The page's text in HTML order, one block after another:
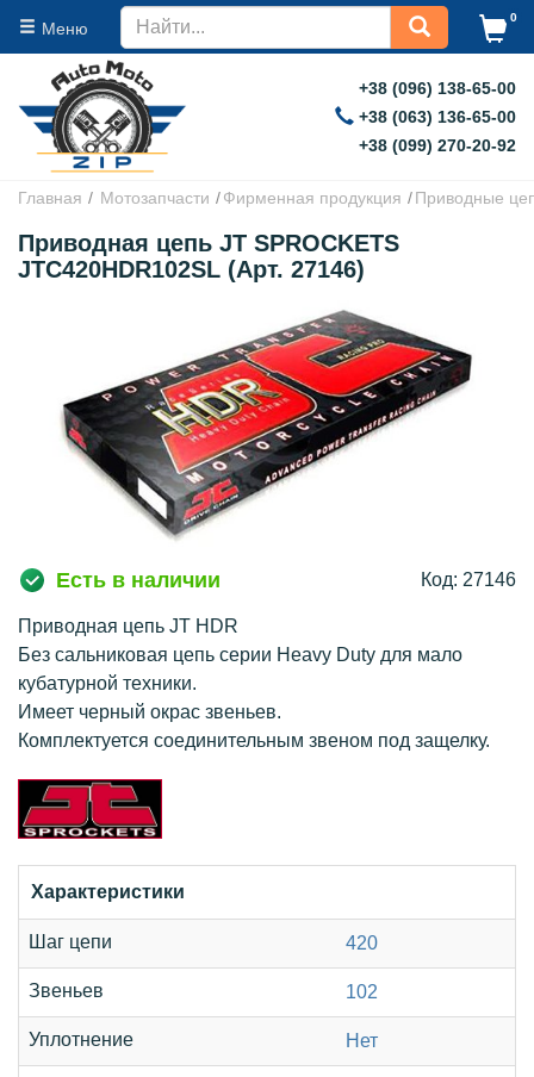
Меню
0
+38 (096) 138-65-00
+38 (063) 136-65-00
+38 (099) 270-20-92
Главная Мотозапчасти Фирменная продукция Приводные
Приводная цепь JT SPROCKETS
JTC420HDR102SL (Арт. 27146)
Есть в наличии Код: 27146
Приводная цепь JT HDR
Без сальниковая цепь серии Heavy Duty для мало
кубатурной техники.
Имеет черный окрас звеньев.
Комплектуется соединительным звеном под защелку.
Характеристики
Шаг цепи 420
Звеньев 102
Уплотнение Нет